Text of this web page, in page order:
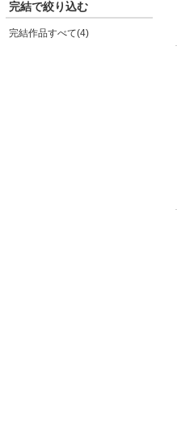
完結で絞り込む
完結作品すべて(4)